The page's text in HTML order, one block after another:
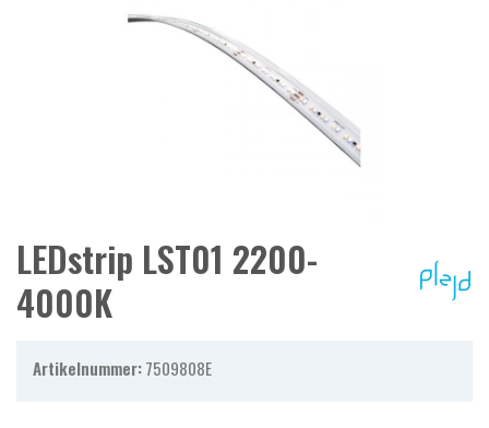
LEDstrip LST01 2200-
4000K
Artikelnummer:7509808E